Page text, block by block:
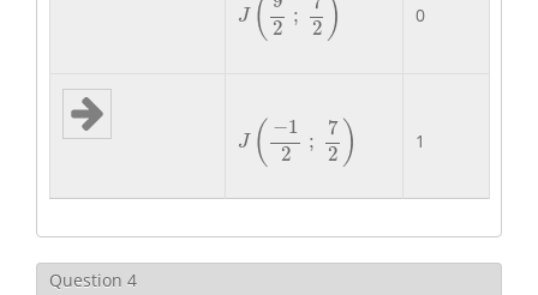
J ( 2
;
2 ) 0
J ( −1
2
;
7
2 )
1 ;
1
Question 4